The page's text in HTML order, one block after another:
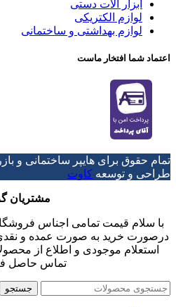
ابزار آلات دستی
لوازم الکتریکی
لوازم بهداشتی و ساختمانی
اعتماد شما افتخار ماست
تمام حقوق برای هایپر ساختمانی و
طراحی و توسعه کاوت
مشتریان
با سلام قیمت تمامی اجناس
درصورت خرید به صورت عمده و
تماس حاصل
جستجو